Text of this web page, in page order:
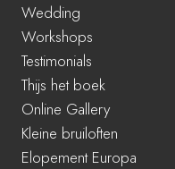
Wedding
Workshops
Testimonials
Thijs het boek
Online Gallery
Kleine bruiloften
Elopement Europa